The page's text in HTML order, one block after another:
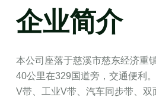
企业简介
本公司座落于慈溪市慈东经济重
40公里在329国道旁，交通便利
V带、工业V带、汽车同步带、双